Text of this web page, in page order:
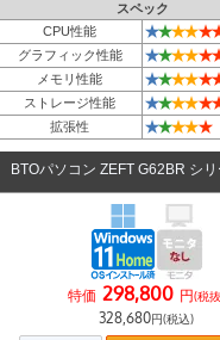
スペック
CPU性能
★★★★★
グラフィック性能 ★★★★★
メモリ性能 ★★★★★
ストレージ性能 ★★★★★
拡張性 ★★★★★
BTOパソコン ZEFT G62BR シ
特価 298,800 円(税
328,680円(税込)